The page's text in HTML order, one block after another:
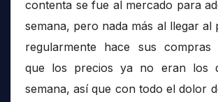
contenta se fue al mercado para
semana, pero nada más al llegar al
regularmente hace sus
que los precios ya no eran los
semana, así que con todo el dolor